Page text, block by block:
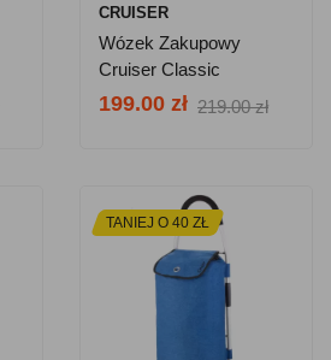
CRUISER
Wózek Zakupowy
Cruiser Classic
Premium 604320 -
199.00 zł 219.00 zł
TANIEJ O 40 ZŁ